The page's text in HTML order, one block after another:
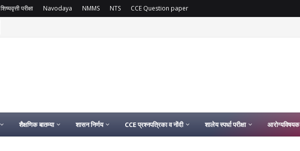
शिष्यवृत्ती परीक्षा Navodaya NMMS NTS CCE Question paper
शैक्षणिक बातम्या शासन निर्णय CCE प्रश्नपत्रिका व नोंदी शालेय स्पर्धा परीक्षा आरोग्यविषयक